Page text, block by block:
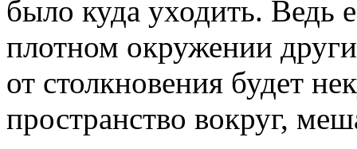
было куда уходить. Ведь
плотном окружении
от столкновения будет
пространство вокруг,